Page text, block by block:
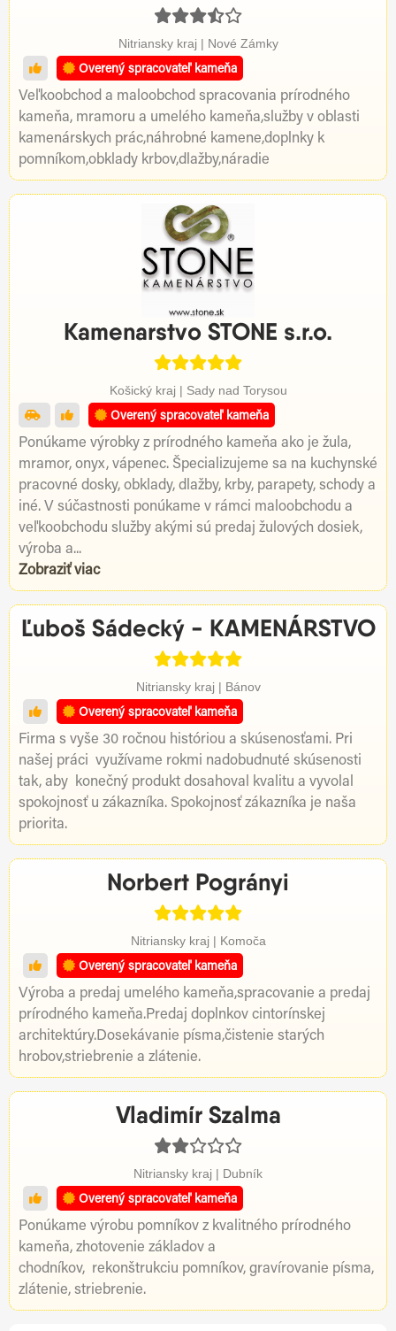
Nitriansky kraj | Nové Zámky
Overený spracovateľ kameňa
Veľkoobchod a maloobchod spracovania prírodného
kameňa, mramoru a umelého kameňa,služby v oblasti
kamenárskych prác,náhrobné kamene,doplnky k
pomníkom,obklady krbov,dlažby,náradie
Kamenarstvo STONE s.r.o.
Košický kraj | Sady nad Torysou
Overený spracovateľ kameňa
Ponúkame výrobky z prírodného kameňa ako je žula,
mramor, onyx, vápenec. Špecializujeme sa na kuchynské
pracovné dosky, obklady, dlažby, krby, parapety, schody a
iné. V súčastnosti ponúkame v rámci maloobchodu a
veľkoobchodu služby akými sú predaj žulových dosiek,
výroba a...
Zobraziť viac
Ľuboš Sádecký - KAMENÁRSTVO
Nitriansky kraj | Bánov
Overený spracovateľ kameňa
Firma s vyše 30 ročnou históriou a skúsenosťami. Pri
našej práci využívame rokmi nadobudnuté skúsenosti
tak, aby konečný produkt dosahoval kvalitu a vyvolal
spokojnosť u zákazníka. Spokojnosť zákazníka je naša
priorita.
Norbert Pogrányi
Nitriansky kraj | Komoča
Overený spracovateľ kameňa
Výroba a predaj umelého kameňa,spracovanie a predaj
prírodného kameňa.Predaj doplnkov cintorínskej
architektúry.Dosekávanie písma,čistenie starých
hrobov,striebrenie a zlátenie.
Vladimír Szalma
Nitriansky kraj | Dubník
Overený spracovateľ kameňa
Ponúkame výrobu pomníkov z kvalitného prírodného
kameňa, zhotovenie základov a
chodníkov, rekonštrukciu pomníkov, gravírovanie písma,
zlátenie, striebrenie.